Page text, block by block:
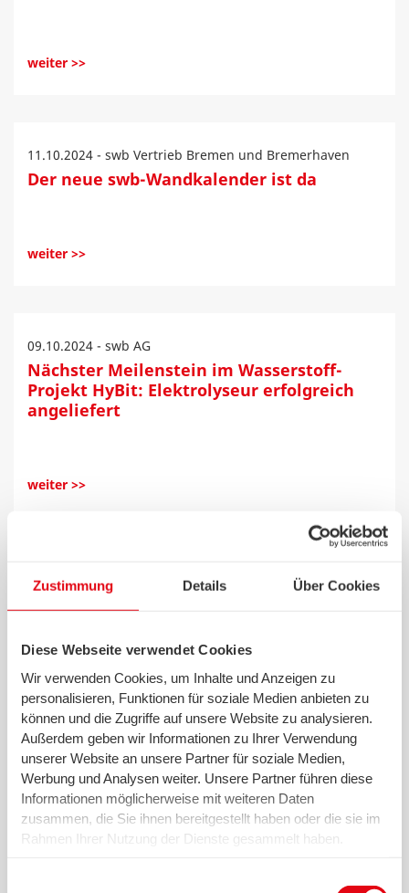
Zustimmung Details Über Cookies
Diese Webseite verwendet Cookies
Wir verwenden Cookies, um Inhalte und Anzeigen zu
personalisieren, Funktionen für soziale Medien anbieten zu
können und die Zugriffe auf unsere Website zu analysieren.
Außerdem geben wir Informationen zu Ihrer Verwendung
unserer Website an unsere Partner für soziale Medien,
Werbung und Analysen weiter. Unsere Partner führen diese
Informationen möglicherweise mit weiteren Daten
zusammen, die Sie ihnen bereitgestellt haben oder die sie im
Rahmen Ihrer Nutzung der Dienste gesammelt haben.
weiter >>
11.10.2024 - swb Vertrieb Bremen und Bremerhaven
Der neue swb-Wandkalender ist da
weiter >>
09.10.2024 - swb AG
Nächster Meilenstein im Wasserstoff-
Projekt HyBit: Elektrolyseur erfolgreich
angeliefert
weiter >>
02.10.2024 - swb Beleuchtung
Pinke BHs über der Fußgängerzone: swb
weiter >>
27.09.2024 - swb Vertrieb Bremen und Bremerhaven
swb-Fachvortrag im Oktober: Nachhaltige
Energie – die Heizung der Zukunft